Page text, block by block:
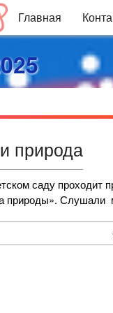
Главная
природа
саду проходит
природы». Слушали